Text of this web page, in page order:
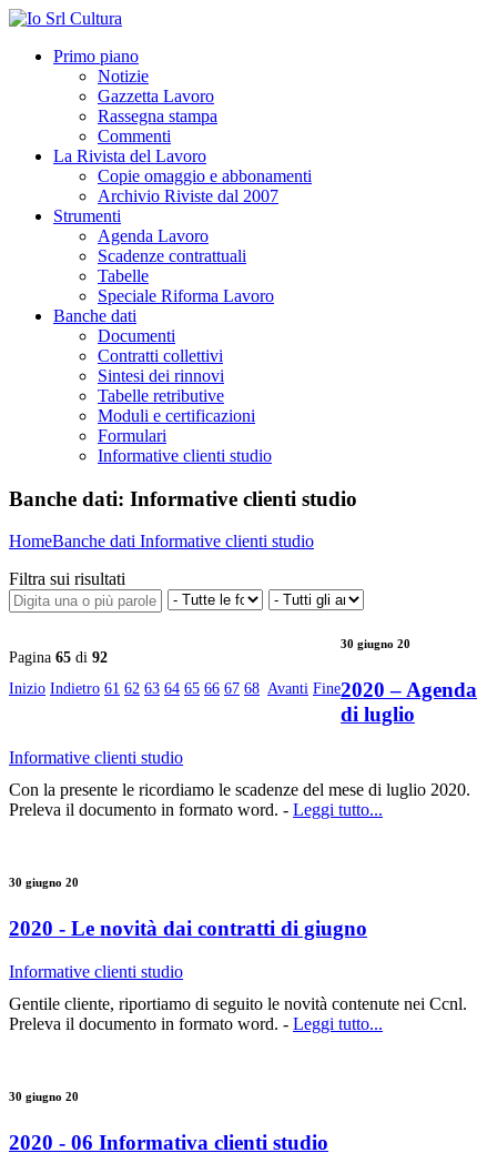
Primo piano
Notizie
Gazzetta Lavoro
Rassegna stampa
Commenti
La Rivista del Lavoro
Copie omaggio e abbonamenti
Archivio Riviste dal 2007
Strumenti
Agenda Lavoro
Scadenze contrattuali
Tabelle
Speciale Riforma Lavoro
Banche dati
Documenti
Contratti collettivi
Sintesi dei rinnovi
Tabelle retributive
Moduli e certificazioni
Formulari
Informative clienti studio
Banche dati: Informative clienti studio
HomeBanche dati Informative clienti studio
Filtra sui risultati
Pagina 65 di 92
Inizio Indietro 61 62 63 64 65 66 67 68 Avanti Fine
30 giugno 20
2020 – Agenda
di luglio
Informative clienti studio
Con la presente le ricordiamo le scadenze del mese di luglio 2020.
Preleva il documento in formato word. - Leggi tutto...
30 giugno 20
2020 - Le novità dai contratti di giugno
Informative clienti studio
Gentile cliente, riportiamo di seguito le novità contenute nei Ccnl.
Preleva il documento in formato word. - Leggi tutto...
30 giugno 20
2020 - 06 Informativa clienti studio